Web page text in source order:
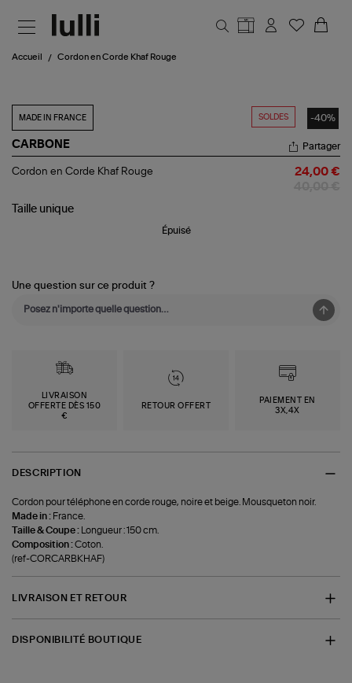
Accueil Cordon en Corde Khaf Rouge
SOLDES -40%
MADE IN FRANCE
CARBONE
Cordon
Khaf
Partager
Cordon en Corde Khaf Rouge 24,00 €
Taille unique
Épuisé
Une question sur ce produit ?
LIVRAISON
OFFERTE DÈS 150
€
RETOUR OFFERT
PAIEMENT EN
3X,4X
DESCRIPTION
Cordon pour téléphone en corde rouge, noire et beige. Mousqueton noir.
Made in : France.
Taille & Coupe :
Longueur : 150 cm.
Composition :Coton.
(ref-CORCARBKHAF)
LIVRAISON ET RETOUR
DISPONIBILITÉ BOUTIQUE